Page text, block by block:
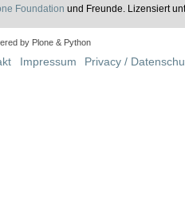
Foundation und Freunde. Lizensiert
by Plone & Python
Impressum Privacy /